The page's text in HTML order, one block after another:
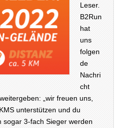
Leser.
B2Run
hat
uns
folgen
de
Nachri
cht
„wir freuen uns,
unterstützen und du
sogar 3-fach Sieger werden